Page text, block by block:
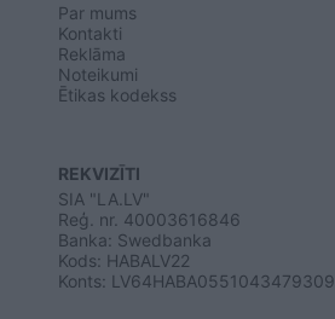
Par mums
Kontakti
Reklāma
Noteikumi
Ētikas kodekss
REKVIZĪTI
SIA "LA.LV"
Reģ. nr. 40003616846
Banka: Swedbanka
Kods: HABALV22
Konts: LV64HABA0551043479309